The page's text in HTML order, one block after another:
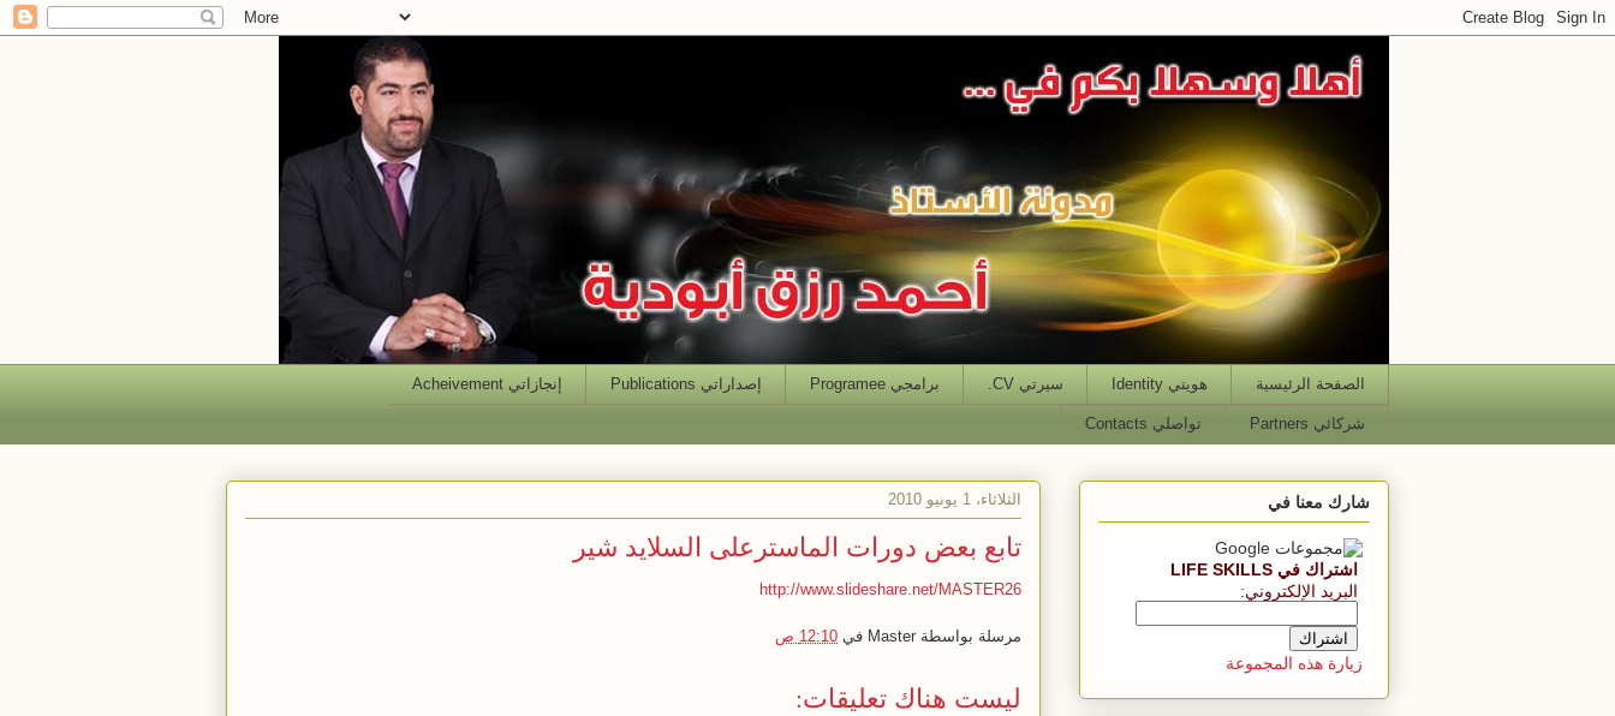
الصفحة الرئيسية هويتي Identity سيرتي CV. برامجي Programee إصداراتي Publications إنجازاتي Acheivement
شركائي Partners تواصلي Contacts
الثلاثاء، 1 يونيو 2010
تابع بعض دورات الماسترعلى السلايد شير
http://www.slideshare.net/MASTER26
مرسلة بواسطة Master في 12:10 ص
ليست هناك تعليقات:
شارك معنا في
اشتراك في LIFE SKILLS
البريد الإلكتروني:
زيارة هذه المجموعة